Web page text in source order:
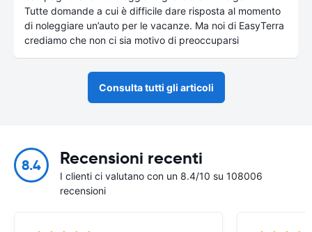
Tutte domande a cui è difficile dare risposta al momento
di noleggiare un’auto per le vacanze. Ma noi di EasyTerra
crediamo che non ci sia motivo di preoccuparsi
Consulta tutti gli articoli
8.4 Recensioni recenti
I clienti ci valutano con un 8.4/10 su 108006
recensioni